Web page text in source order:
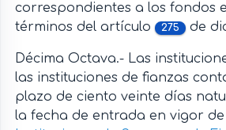
correspondientes a los fondos
términos del artículo
275 de
Décima Octava.- Las
las instituciones de fianzas
plazo de ciento veinte días
la fecha de entrada en vigor de